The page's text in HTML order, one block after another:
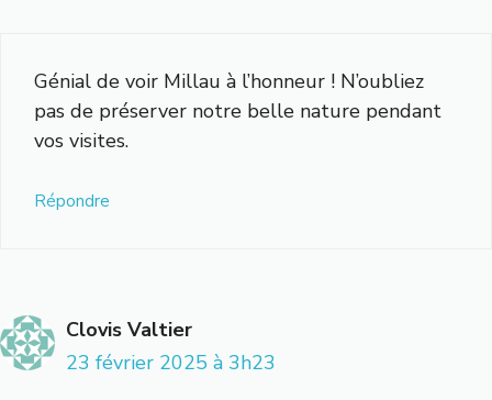
Génial de voir Millau à l’honneur ! N’oubliez
pas de préserver notre belle nature pendant
vos visites.
Répondre
Clovis Valtier
23 février 2025 à 3h23